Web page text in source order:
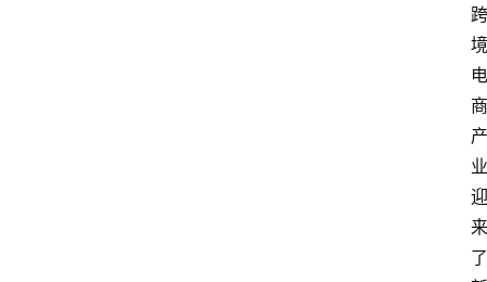
跨
境
电
商
产
业
迎
来
了